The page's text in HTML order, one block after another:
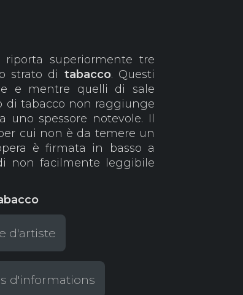
riporta superiormente tre
strato di tabacco. Questi
e mentre quelli di sale
di tabacco non raggiunge
spessore notevole. Il
cui non è da temere un
è firmata in basso a
non facilmente leggibile
d'artiste
d'informations